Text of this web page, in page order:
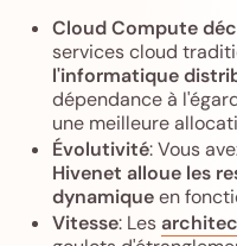
Cloud Compute
services cloud
l'informatique
dépendance à
une meilleure
Évolutivité: Vous
Hivenet alloue les
dynamiqueen
Vitesse: Les